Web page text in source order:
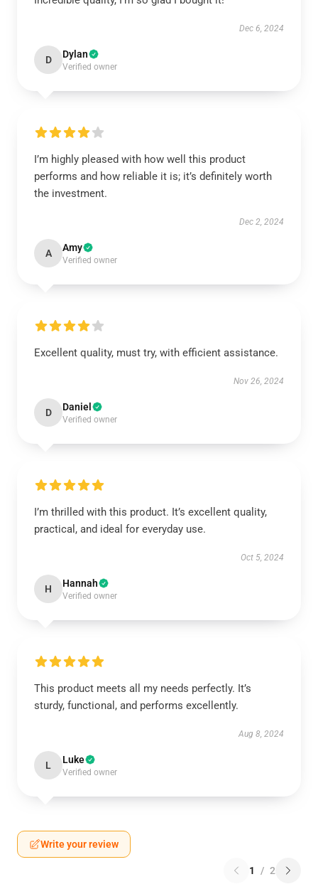
Dec 6, 2024
D Dylan
Verified owner
I’m highly pleased with how well this product
performs and how reliable it is; it’s definitely worth
the investment.
Dec 2, 2024
A Amy
Verified owner
Excellent quality, must try, with efficient assistance.
Nov 26, 2024
D Daniel
Verified owner
I’m thrilled with this product. It’s excellent quality,
practical, and ideal for everyday use.
Oct 5, 2024
H Hannah
Verified owner
This product meets all my needs perfectly. It’s
sturdy, functional, and performs excellently.
Aug 8, 2024
L Luke
Verified owner
Write your review
1 / 2